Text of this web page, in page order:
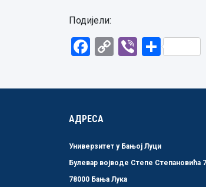
Подијели:
Facebook
CopyViberShare
АДРЕСА
Универзитет у Бањој Луци
Булевар војводе Степе Степановића
78000 Бања Лука